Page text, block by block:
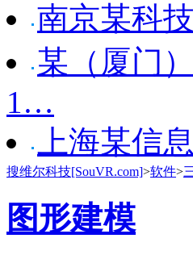
南京某科
某（厦门
1…
上海某信
搜维尔科技[SouVR.com]>软件>
图形建模